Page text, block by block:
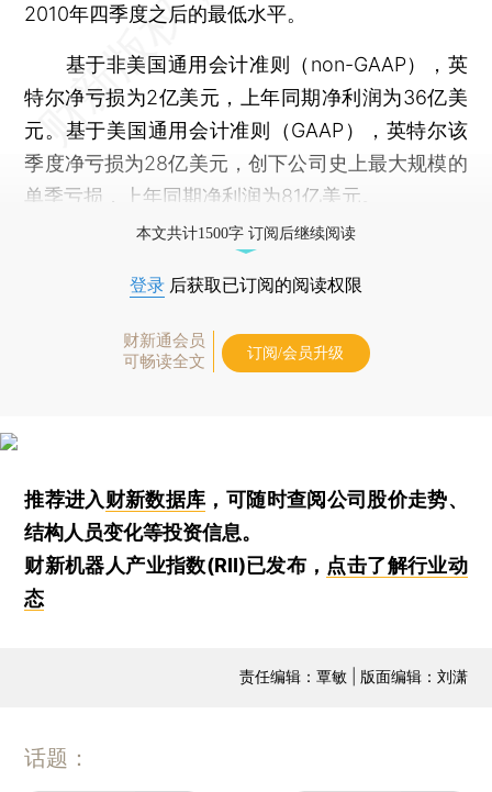
2010年四季度之后的最低水平。
基于非美国通用会计准则（non-GAAP），英
特尔净亏损为2亿美元，上年同期净利润为36亿美
元。基于美国通用会计准则（GAAP），英特尔该
季度净亏损为28亿美元，创下公司史上最大规模的
单季亏损，上年同期净利润为81亿美元。
本文共计1500字 订阅后继续阅读
登录 后获取已订阅的阅读权限
财新通会员
可畅读全文
订阅/会员升级
推荐进入财新数据库 ，可随时查阅公司股价走势、
结构人员变化等投资信息。
财新机器人产业指数(RII)已发布， 点击了解行业动
态
责任编辑：覃敏 | 版面编辑：刘潇
话题：